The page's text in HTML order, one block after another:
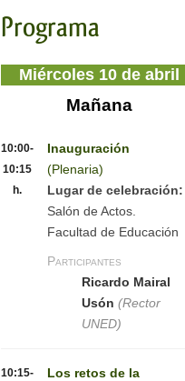
Programa
Miércoles 10 de abril
Mañana
10:00-
10:15
h.
Inauguración
(Plenaria)
Lugar de celebración:
Salón de Actos.
Facultad de Educación
Participantes
Ricardo Mairal
Usón (Rector
UNED)
10:15-
Los retos de la